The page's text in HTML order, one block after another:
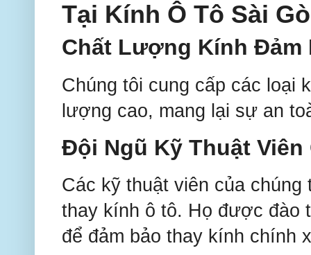
Tại Kính Ô Tô Sài
Chất Lượng Kính Đảm
Chúng tôi cung cấp các loại
lượng cao, mang lại sự an
Đội Ngũ Kỹ Thuật
Các kỹ thuật viên của chúng
thay kính ô tô. Họ được đào
để đảm bảo thay kính chính